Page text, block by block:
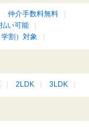
仲介手数料無料
い可能
割）対象
2LDK 3LDK